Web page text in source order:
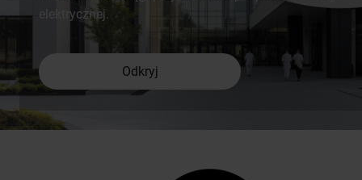
elektrycznej.
Odkryj